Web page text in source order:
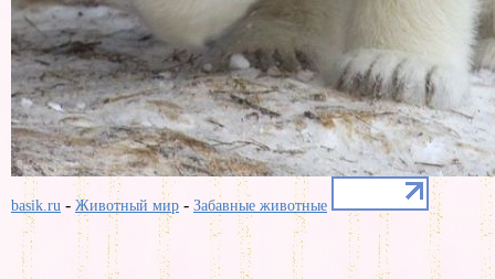
basik.ru - Животный мир - Забавные животные